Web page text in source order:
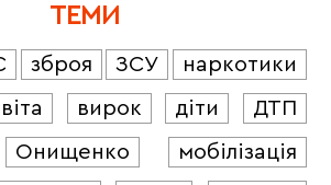
ТЕМИ
зброя ЗСУ
наркотики
вирок діти
ДТП
Онищенко
мобілізація